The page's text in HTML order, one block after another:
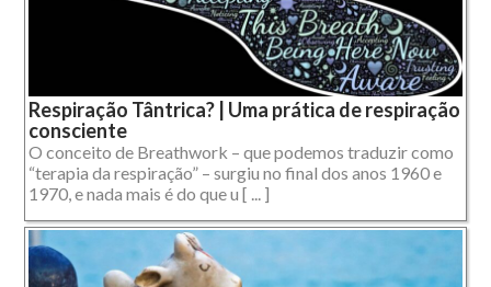
Respiração Tântrica? | Uma prática de respiração
consciente
O conceito de Breathwork – que podemos traduzir como
“terapia da respiração” – surgiu no final dos anos 1960 e
1970, e nada mais é do que u [ ... ]